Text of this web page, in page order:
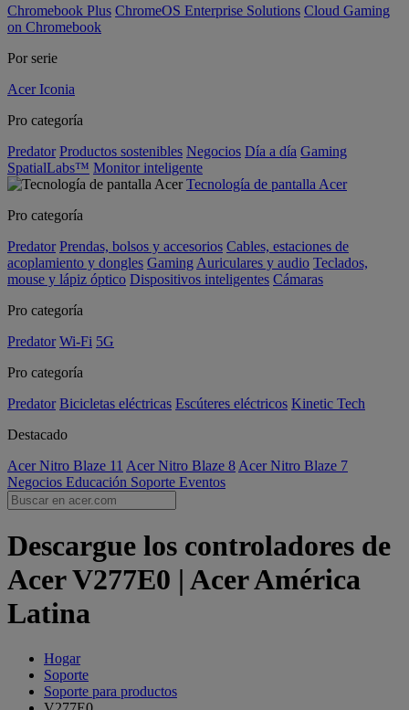
Chromebook Plus ChromeOS Enterprise Solutions Cloud Gaming
on Chromebook
Por serie
Acer Iconia
Pro categoría
Predator Productos sostenibles Negocios Día a día Gaming
SpatialLabs™ Monitor inteligente
Tecnología de pantalla Acer
Pro categoría
Predator Prendas, bolsos y accesorios Cables, estaciones de
acoplamiento y dongles Gaming Auriculares y audio Teclados,
mouse y lápiz óptico Dispositivos inteligentes Cámaras
Pro categoría
Predator Wi-Fi 5G
Pro categoría
Predator Bicicletas eléctricas Escúteres eléctricos Kinetic Tech
Destacado
Acer Nitro Blaze 11 Acer Nitro Blaze 8 Acer Nitro Blaze 7
Negocios Educación Soporte Eventos
Descargue los controladores de
Acer V277E0 | Acer América
Latina
Hogar
Soporte
Soporte para productos